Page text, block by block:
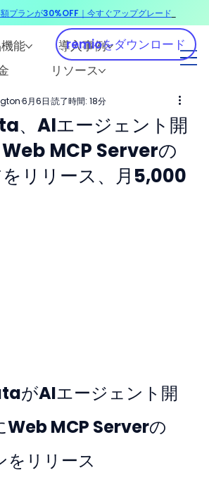
能
導入事例
リソース
remioをダウンロード
、AIエージェント開
MCP Serverの
リリース、月5,000
6月6日 読了時間: 18分
がAIエージェント開
Web MCP Serverの
をリリース
プランが30%OFF｜今すぐアップグレード